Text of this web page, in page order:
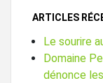
ARTICLES
Le sourire
Domaine
dénonce